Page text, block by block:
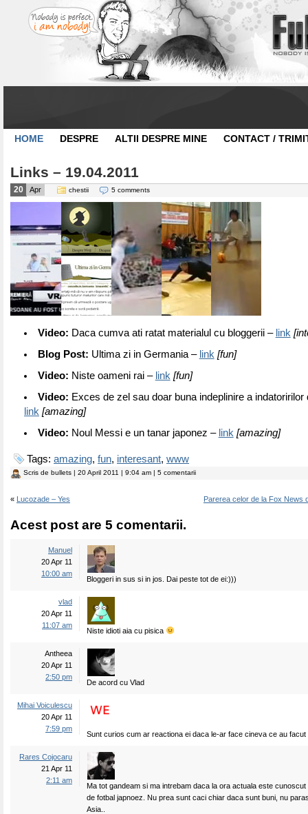
HOME DESPRE ALTII DESPRE MINE CONTACT /
Links – 19.04.2011
20 Apr chestii 5 comments
Video: Daca cumva ati ratat materialul cu bloggerii – link
Blog Post: Ultima zi in Germania – link [fun]
Video: Niste oameni rai – link [fun]
Video: Exces de zel sau doar buna indeplinire a indatoririlor
link [amazing]
Video: Noul Messi e un tanar japonez – link [amazing]
Tags: amazing, fun, interesant, www
Scris de bullets | 20 April 2011 | 9:04 am | 5 comentarii
« Lucozade – Yes Parerea celor de la Fox News
Acest post are 5 comentarii.
Manuel
20 Apr 11
10:00 am
Bloggeri in sus si in jos. Dai peste tot de ei:)))
vlad
20 Apr 11
11:07 am
Niste idioti aia cu pisica
Antheea
20 Apr 11
2:50 pm
De acord cu Vlad
Mihai Voiculescu
20 Apr 11
7:59 pm
Sunt curios cum ar reactiona ei daca le-ar face cineva ce au
Rares Cojocaru
21 Apr 11
2:11 am
Ma tot gandeam si ma intrebam daca la ora actuala este
de fotbal japnoez. Nu prea sunt caci chiar daca sunt buni, nu
Asia..